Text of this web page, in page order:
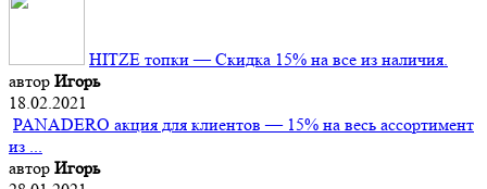
HITZE топки — Скидка 15% на все из наличия.
автор Игорь
18.02.2021
PANADERO акция для клиентов — 15% на весь ассортимент
из ...
автор Игорь